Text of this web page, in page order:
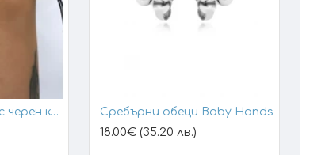
Сребърна гривна с черен конец и позлатени топчета Сребърни обеци Baby Hands
18.00€ (35.20 лв.)